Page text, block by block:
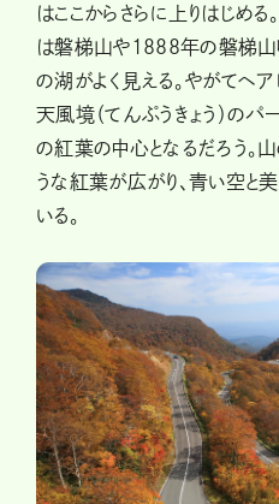
はここからさらに上りはじめ
は磐梯山や1888年の磐梯山
の湖がよく見える。やがてヘ
天風境（てんぷうきょう）のパ
の紅葉の中心となるだろう。
うな紅葉が広がり、青い空と美
いる。